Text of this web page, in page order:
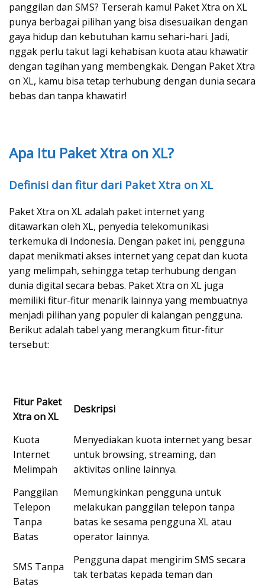
panggilan dan SMS? Terserah kamu! Paket Xtra on XL
punya berbagai pilihan yang bisa disesuaikan dengan
gaya hidup dan kebutuhan kamu sehari-hari. Jadi,
nggak perlu takut lagi kehabisan kuota atau khawatir
dengan tagihan yang membengkak. Dengan Paket Xtra
on XL, kamu bisa tetap terhubung dengan dunia secara
bebas dan tanpa khawatir!
Apa Itu Paket Xtra on XL?
Definisi dan fitur dari Paket Xtra on XL
Paket Xtra on XL adalah paket internet yang
ditawarkan oleh XL, penyedia telekomunikasi
terkemuka di Indonesia. Dengan paket ini, pengguna
dapat menikmati akses internet yang cepat dan kuota
yang melimpah, sehingga tetap terhubung dengan
dunia digital secara bebas. Paket Xtra on XL juga
memiliki fitur-fitur menarik lainnya yang membuatnya
menjadi pilihan yang populer di kalangan pengguna.
Berikut adalah tabel yang merangkum fitur-fitur
tersebut:
Fitur Paket
Xtra on XL
Deskripsi
Kuota
Internet
Melimpah
Menyediakan kuota internet yang besar
untuk browsing, streaming, dan
aktivitas online lainnya.
Panggilan
Telepon
Tanpa
Batas
Memungkinkan pengguna untuk
melakukan panggilan telepon tanpa
batas ke sesama pengguna XL atau
operator lainnya.
SMS Tanpa
Batas
Pengguna dapat mengirim SMS secara
tak terbatas kepada teman dan